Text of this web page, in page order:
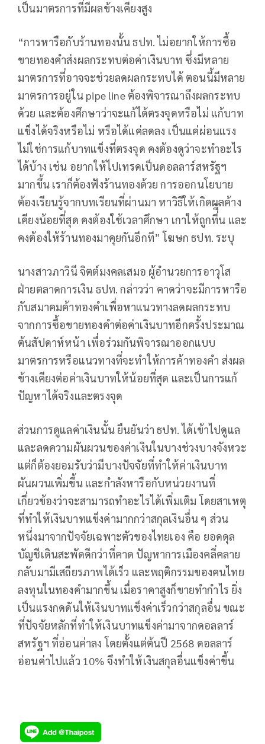
เป็นมาตรการที่มีผลข้างเคียงสูง
“การหารือกับร้านทองนั้น ธปท. ไม่อยากให้การซื้อ
ขายทองคำส่งผลกระทบต่อค่าเงินบาท ซึ่งมีหลาย
มาตรการที่อาจจะช่วยลดผลกระทบได้ ตอนนี้มีหลาย
มาตรการอยู่ใน pipe line ต้องพิจารณาถึงผลกระทบ
ด้วย และต้องศึกษาว่าจะแก้ได้ตรงจุดหรือไม่ แก้บาท
แข็งได้จริงหรือไม่ หรือได้แค่ลดลง เป็นแค่ผ่อนแรง
ไม่ใช่การแก้บาทแข็งที่ตรงจุด คงต้องดูว่าจะทำอะไร
ได้บ้าง เช่น อยากให้ไปเทรดเป็นดอลลาร์สหรัฐฯ
มากขึ้น เราก็ต้องฟังร้านทองด้วย การออกนโยบาย
ต้องเรียนรู้จากบทเรียนที่ผ่านมา หาวิธีให้เกิดผลค้าง
เคียงน้อยที่สุด คงต้องใช้เวลาศึกษา เกาให้ถูกที่ึัน และ
คงต้องให้ร้านทองมาคุยกันอีกที” โฆษก ธปท. ระบุ
นางสาวภาวินี จิตต์มงคลเสมอ ผู้อำนวยการอาวุโส
ฝ่ายตลาดการเงิน ธปท. กล่าวว่า คาดว่าจะมีการหารือ
กับสมาคมค้าทองคำเพื่อหาแนวทางลดผลกระทบ
จากการซื้อขายทองคำต่อค่าเงินบาทอีกครั้งประมาณ
ต้นสัปดาห์หน้า เพื่อร่วมกันพิจารณาออกแบบ
มาตรการหรือแนวทางที่จะทำให้การค้าทองคำ ส่งผล
ข้างเคียงต่อค่าเงินบาทให้น้อยที่สุด และเป็นการแก้
ปัญหาได้จริงและตรงจุด
ส่วนการดูแลค่าเงินนั้น ยืนยันว่า ธปท. ได้เข้าไปดูแล
และลดความผันผวนของค่าเงินในบางช่วงบางจังหวะ
แต่ก็ต้องยอมรับว่ามีบางปัจจัยที่ทำให้ค่าเงินบาท
ผันผวนเพิ่มขึ้น และกำลังหารือกับหน่วยงานที่
เกี่ยวข้องว่าจะสามารถทำอะไรได้เพิ่มเติม โดยสาเหตุ
ที่ทำให้เงินบาทแข็งค่ามากกว่าสกุลเงินอื่น ๆ ส่วน
หนึ่งมาจากปัจจัยเฉพาะตัวของไทยเอง คือ ยอดดุล
บัญชีเดินสะพัดดีกว่าที่คาด ปัญหาการเมืองคลี่คลาย
กลับมามีเสถียรภาพได้เร็ว และพฤติกรรมของคนไทย
ลงทุนในทองคำมากขึ้น เมื่อราคาสูงก็ขายทำกำไร ยิ่ง
เป็นแรงกดดันให้เงินบาทแข็งค่าเร็วกว่าสกุลอื่น ขณะ
ที่ปัจจัยหลักที่ทำให้เงินบาทแข็งค่ามาจากดอลลาร์
สหรัฐฯ ที่อ่อนค่าลง โดยตั้งแต่ต้นปี 2568 ดอลลาร์
อ่อนค่าไปแล้ว 10% จึงทำให้เงินสกุลอื่นแข็งค่าขึ้น